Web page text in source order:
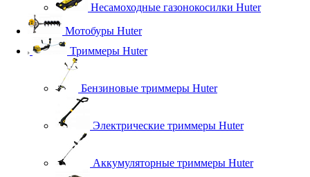
Несамоходные газонокосилки Huter
Мотобуры Huter
Триммеры Huter
Бензиновые триммеры Huter
Электрические триммеры Huter
Аккумуляторные триммеры Huter